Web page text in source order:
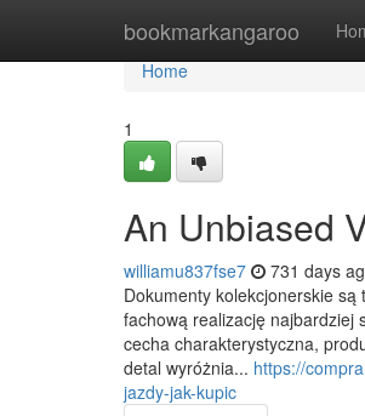
bookmarkangaroo
Home
Home
1
An Unbiased
williamu837fse7 731 days
Dokumenty kolekcjonerskie
fachową realizację najbardziej
cecha charakterystyczna,
detal wyróżnia... https://
jazdy-jak-kupic